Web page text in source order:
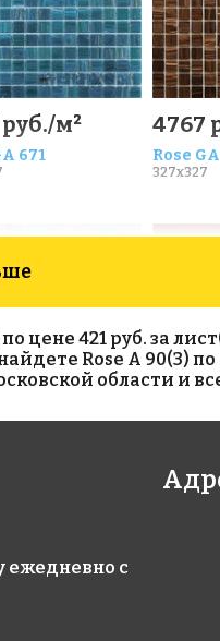
руб./м²
671
4767
Rose
327x327
Rose A
327x327
421 руб. за
Rose A 90(3)
области и
ежедневно с